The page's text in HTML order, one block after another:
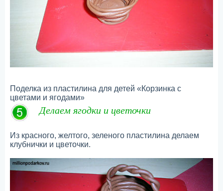
Поделка из пластилина для детей «Корзинка с
цветами и ягодами»
Делаем ягодки и цветочки
Из красного, желтого, зеленого пластилина делаем
клубнички и цветочки.